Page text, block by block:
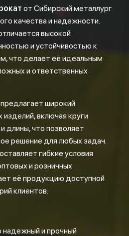
от Сибирский металлург
качества и надежности.
высокой
и устойчивостью к
что делает её идеальным
и ответственных
широкий
включая круги
длины, что позволяет
решение для любых задач.
гибкие условия
и розничных
её продукцию доступной
клиентов.
и прочный